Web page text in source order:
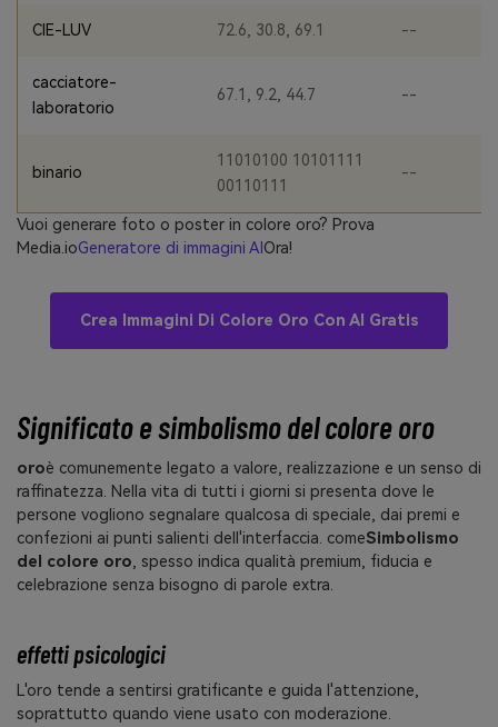
CIE-LUV 72.6, 30.8, 69.1 --
cacciatore-
laboratorio
67.1, 9.2, 44.7 --
binario
11010100 10101111
00110111
--
Vuoi generare foto o poster in colore oro? Prova
Media.ioGeneratore di immagini AI Ora!
Crea Immagini Di Colore Oro Con AI Gratis
Significato e simbolismo del colore oro
oroè comunemente legato a valore, realizzazione e un senso di
raffinatezza. Nella vita di tutti i giorni si presenta dove le
persone vogliono segnalare qualcosa di speciale, dai premi e
confezioni ai punti salienti dell'interfaccia. comeSimbolismo
del colore oro, spesso indica qualità premium, fiducia e
celebrazione senza bisogno di parole extra.
effetti psicologici
L'oro tende a sentirsi gratificante e guida l'attenzione,
soprattutto quando viene usato con moderazione.